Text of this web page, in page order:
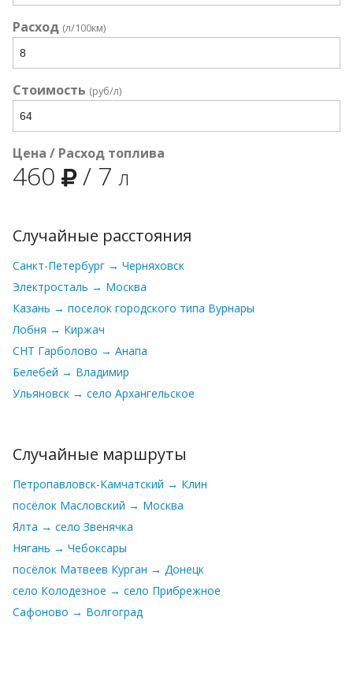
Расход (л/100км)
Стоимость (руб/л)
Цена / Расход топлива
460 / 7 л
Случайные расстояния
Санкт-Петербург → Черняховск
Электросталь → Москва
Казань → поселок городского типа Вурнары
Лобня → Киржач
СНТ Гарболово → Анапа
Белебей → Владимир
Ульяновск → село Архангельское
Случайные маршруты
Петропавловск-Камчатский → Клин
посёлок Масловский → Москва
Ялта → село Звенячка
Нягань → Чебоксары
посёлок Матвеев Курган → Донецк
село Колодезное → село Прибрежное
Сафоново → Волгоград